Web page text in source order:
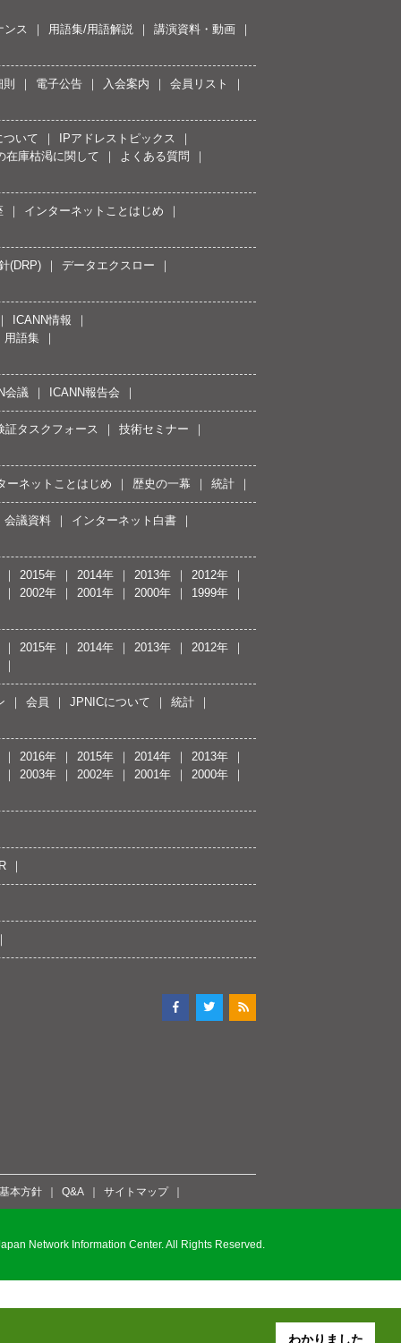
わかりました
ンス 用語集/用語解説
講演資料・動画
電子公告 入会案内
会員リスト
ついて
IPアドレストピックス
在庫枯渇に関して
よくある質問
インターネットことはじめ
(DRP)
データエクスロー
ICANN情報
用語集
会議 ICANN報告会
証タスクフォース
技術セミナー
ーネットことはじめ 歴史の一幕 統計
会議資料
インターネット白書
2015年 2014年 2013年
2012年
2002年 2001年 2000年
1999年
2015年 2014年 2013年
2012年
会員 JPNICについて
統計
2016年 2015年 2014年
2013年
2003年 2002年 2001年
2000年
本方針 Q&A サイトマップ
Network Information Center. All Rights Reserved.